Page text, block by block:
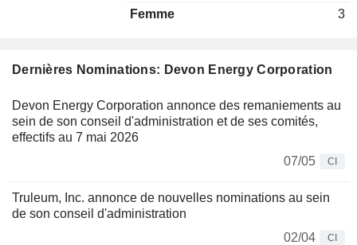
Dernières Nominations: Devon Energy Corporation
Devon Energy Corporation annonce des remaniements au
sein de son conseil d'administration et de ses comités,
effectifs au 7 mai 2026
07/05
CI
Truleum, Inc. annonce de nouvelles nominations au sein
de son conseil d'administration
02/04
CI
Femme
3